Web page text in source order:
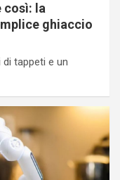
così: la
ghiaccio
tappeti e un